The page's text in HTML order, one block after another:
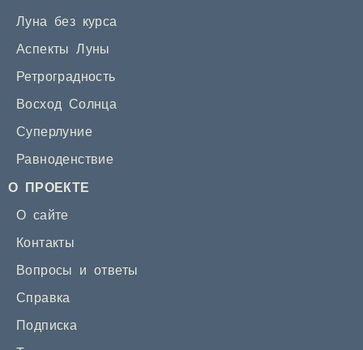
Луна без курса
Аспекты Луны
Ретроградность
Восход Солнца
Суперлуние
Равноденствие
О ПРОЕКТЕ
О сайте
Контакты
Вопросы и ответы
Справка
Подписка